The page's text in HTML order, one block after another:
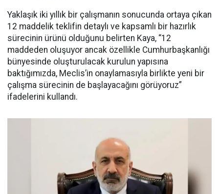
Yaklaşık iki yıllık bir çalışmanın sonucunda ortaya çıkan
12 maddelik teklifin detaylı ve kapsamlı bir hazırlık
sürecinin ürünü olduğunu belirten Kaya, “12
maddeden oluşuyor ancak özellikle Cumhurbaşkanlığı
bünyesinde oluşturulacak kurulun yapısına
baktığımızda, Meclis’in onaylamasıyla birlikte yeni bir
çalışma sürecinin de başlayacağını görüyoruz”
ifadelerini kullandı.